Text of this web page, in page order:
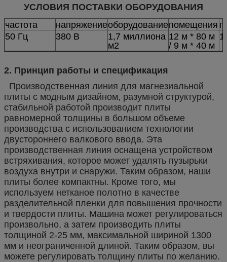
УСЛОВИЯ ПОСТАВКИ ОБОРУДОВАНИЯ
частота
напряжениеоборудованиепомещения
50 Гц
380 В
1,7 миллиона
м2
12 м * 80 м
/ 9 м * 40 м
2. Принцип работы и спецификация
Производственная линия для магнезиальной
плиты с модным дизайном, разумной структурой,
стабильной работой производит плиты
равномерной толщины в большом объеме
производства с использованием технологии
двустороннего валкового ввода. Эта
производственная линия оснащена устройством
встряхивания, которое может удалять пузырьки
воздуха внутри и снаружи. Таким образом, наши
плиты более компактны. Кроме того, мы
используем нетканое полотно в качестве
разделительной пленки для повышения прочности
и твердости плиты. Машина может регулироваться
произвольно, а затем производить плиты
толщиной 2-25 мм, максимальной шириной 1300
мм и неограниченной длиной. Таким образом, вы
можете регулировать толщину плиты по желанию.